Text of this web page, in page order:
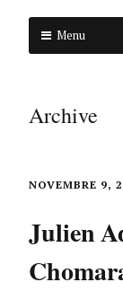
Menu
Archive
NOVEMBRE 9,
Julien